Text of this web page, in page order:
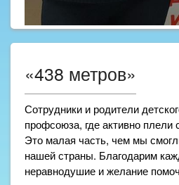
«438 метров»
Сотрудники и родители
профсоюза, где активно плели
Это малая часть, чем мы
нашей страны. Благодарим
неравнодушие и желание